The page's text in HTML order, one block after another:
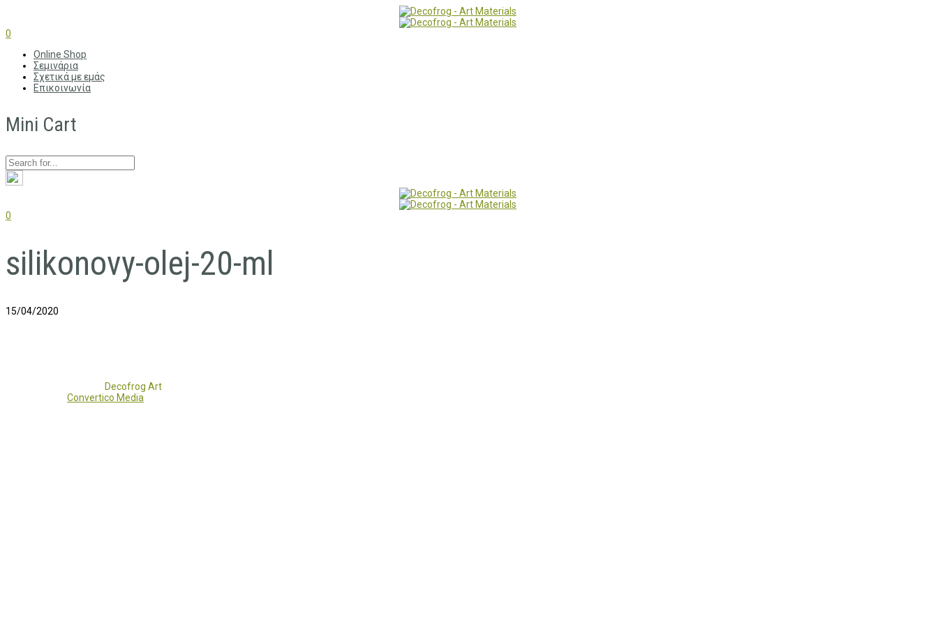
0
Online Shop
Σεμινάρια
Σχετικά με εμάς
Επικοινωνία
Mini Cart
0
silikonovy-olej-20-ml
15/04/2020
Decofrog Art
Convertico Media